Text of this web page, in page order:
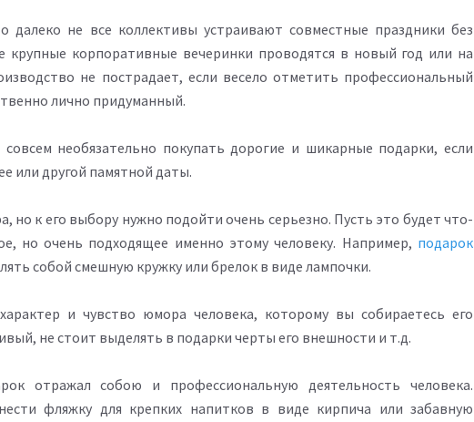
далеко не все коллективы устраивают совместные праздники без
крупные корпоративные вечеринки проводятся в новый год или на
не пострадает, если весело отметить профессиональный
лично придуманный.
необязательно покупать дорогие и шикарные подарки, если
или другой памятной даты.
но к его выбору нужно подойти очень серьезно. Пусть это будет что-
но очень подходящее именно этому человеку. Например, подарок
собой смешную кружку или брелок в виде лампочки.
и чувство юмора человека, которому вы собираетесь его
не стоит выделять в подарки черты его внешности и т.д.
отражал собою и профессиональную деятельность человека.
фляжку для крепких напитков в виде кирпича или забавную